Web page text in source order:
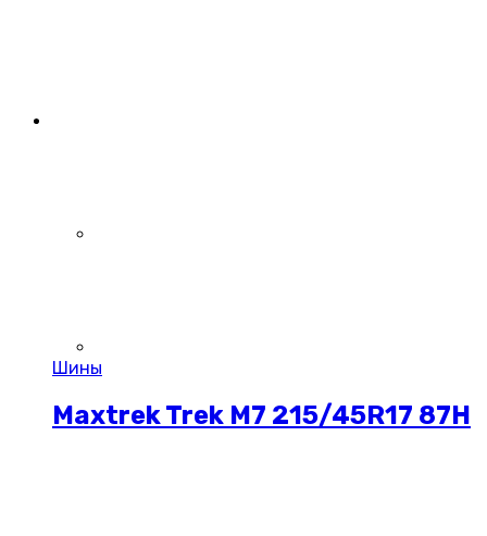
Шины
Maxtrek Trek M7 215/45R17 87H